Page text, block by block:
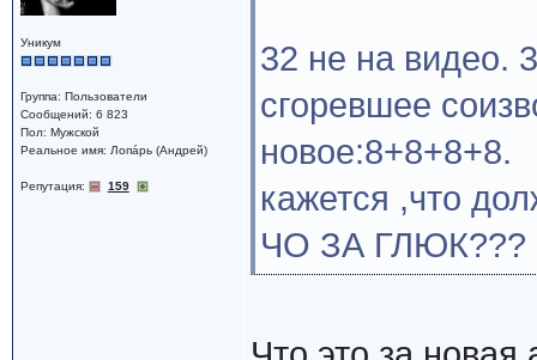
Уникум
Группа: Пользователи
Сообщений: 6 823
Пол: Мужской
Реальное имя: Лопáрь (Андрей)
Репутация: 159
32 не на видео.
сгоревшее
новое:8+8+8+8.
кажется ,что
ЧО ЗА ГЛЮК???